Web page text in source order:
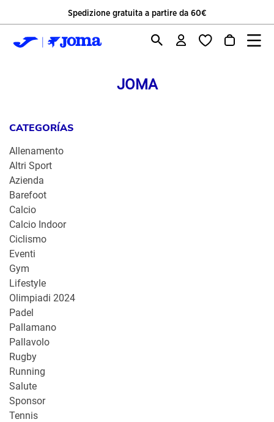
Spedizione gratuita a partire da 60€
JOMA
CATEGORÍAS
Allenamento
Altri Sport
Azienda
Barefoot
Calcio
Calcio Indoor
Ciclismo
Eventi
Gym
Lifestyle
Olimpiadi 2024
Padel
Pallamano
Pallavolo
Rugby
Running
Salute
Sponsor
Tennis